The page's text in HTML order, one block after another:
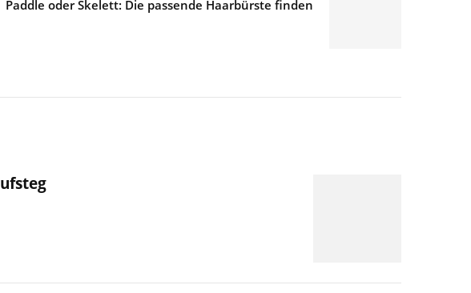
Paddle oder Skelett: Die passende Haarbürste finden